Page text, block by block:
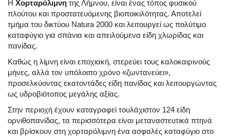
Η Χορταρόλιμνη της Λήμνου, είναι ένας τόπος φυσικού
πλούτου και προστατευόμενης βιοποικιλότητας. Αποτελεί
τμήμα του δικτύου Natura 2000 και λειτουργεί ως πολύτιμο
καταφύγιο για σπάνια και απειλούμενα είδη χλωρίδας και
πανίδας.
Καθώς η λίμνη είναι εποχιακή, στερεύει τους καλοκαιρινούς
μήνες, αλλά τον υπόλοιπο χρόνο «ζωντανεύει»,
προσελκύοντας εκατοντάδες είδη πανίδας και λειτουργώντας
ως υδροβιότοπος μεγάλης αξίας.
Στην περιοχή έχουν καταγραφεί τουλάχιστον 124 είδη
ορνιθοπανίδας, τα περισσότερα είναι μεταναστευτικά πτηνά
και βρίσκουν στη χορταρόλιμνη ένα ασφαλές καταφύγιο στο